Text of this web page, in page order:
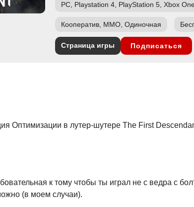
PC, Playstation 4, PlayStation 5, Xbox
Кооператив, ММО, Одиночная
Страница игры Подписаться
Оптимизации в лутер-шутере The First
к тому чтобы ты играл не с ведра с
(в моем случаи).